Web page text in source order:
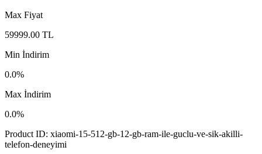
Max Fiyat
59999.00 TL
Min İndirim
0.0%
Max İndirim
0.0%
Product ID: xiaomi-15-512-gb-12-gb-ram-ile-guclu-ve-sik-akilli-
telefon-deneyimi